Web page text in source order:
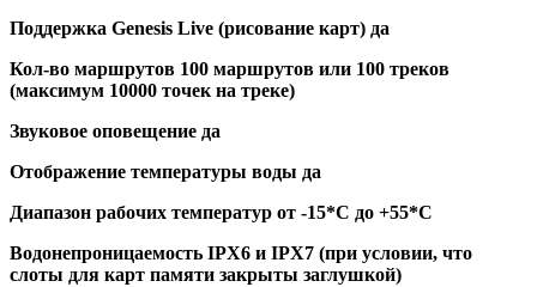
Поддержка Genesis Live (рисование карт) да
Кол-во маршрутов 100 маршрутов или 100 треков
(максимум 10000 точек на треке)
Звуковое оповещение да
Отображение температуры воды да
Диапазон рабочих температур от -15*С до +55*С
Водонепроницаемость IPX6 и IPX7 (при условии, что
слоты для карт памяти закрыты заглушкой)